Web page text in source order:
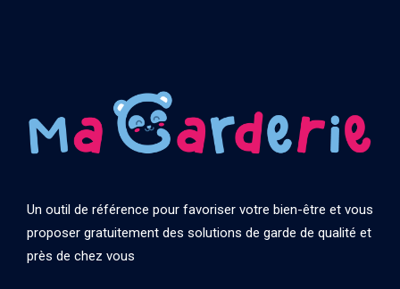
Un outil de référence pour favoriser votre bien-être et vous
proposer gratuitement des solutions de garde de qualité et
près de chez vous